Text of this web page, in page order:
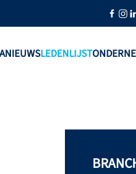
NIEUWSLEDENLIJST